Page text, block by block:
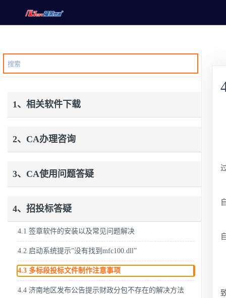
1、相关软件下载
2、CA办理咨询
3、CA使用问题答疑
4、招投标答疑
4.1 签章软件的安装以及常见问题解决
4.2 启动系统提示”没有找到mfc100.dll”
4.3 多标段投标文件制作注意事项
4.4 济南地区发布公告提示财政分包不存在的解决方法